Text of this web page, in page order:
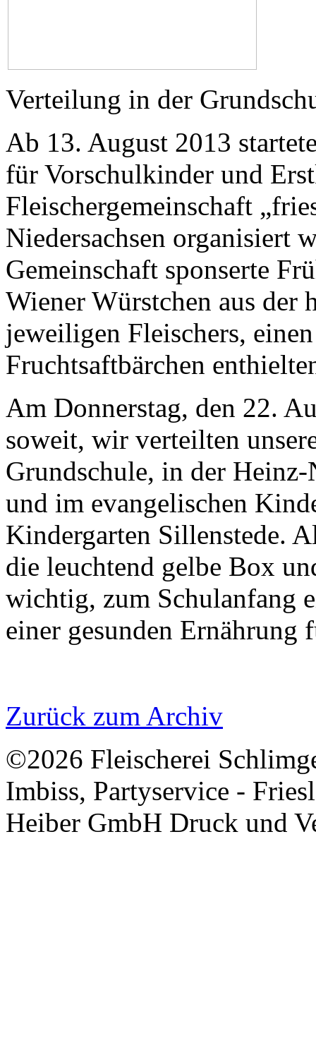
Verteilung in der
Ab 13. August 2013
für Vorschulkinder und
Fleischergemeinschaft
Niedersachsen organisiert
Gemeinschaft sponserte
Wiener Würstchen aus der
jeweiligen Fleischers,
Fruchtsaftbärchen
Am Donnerstag, den 22.
soweit, wir verteilten
Grundschule, in der
und im evangelischen
Kindergarten Sillenstede.
die leuchtend gelbe Box
wichtig, zum Schulanfang
einer gesunden
Zurück zum Archiv
©2026 Fleischerei
Imbiss, Partyservice -
Heiber GmbH Druck und